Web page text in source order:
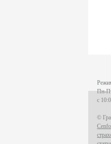
Пн-
с
©